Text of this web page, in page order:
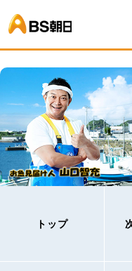
トップ